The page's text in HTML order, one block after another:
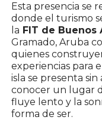
Esta presencia se
donde el turismo
la FIT de Buenos
Gramado, Aruba
quienes
experiencias para
isla se presenta
conocer un lugar
fluye lento y la
forma de ser.